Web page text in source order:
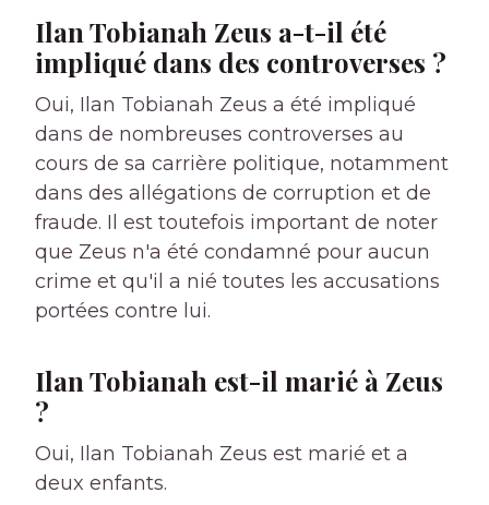
Ilan Tobianah Zeus a-t-il été
impliqué dans des controverses ?
Oui, Ilan Tobianah Zeus a été impliqué
dans de nombreuses controverses au
cours de sa carrière politique, notamment
dans des allégations de corruption et de
fraude. Il est toutefois important de noter
que Zeus n'a été condamné pour aucun
crime et qu'il a nié toutes les accusations
portées contre lui.
Ilan Tobianah est-il marié à Zeus
?
Oui, Ilan Tobianah Zeus est marié et a
deux enfants.